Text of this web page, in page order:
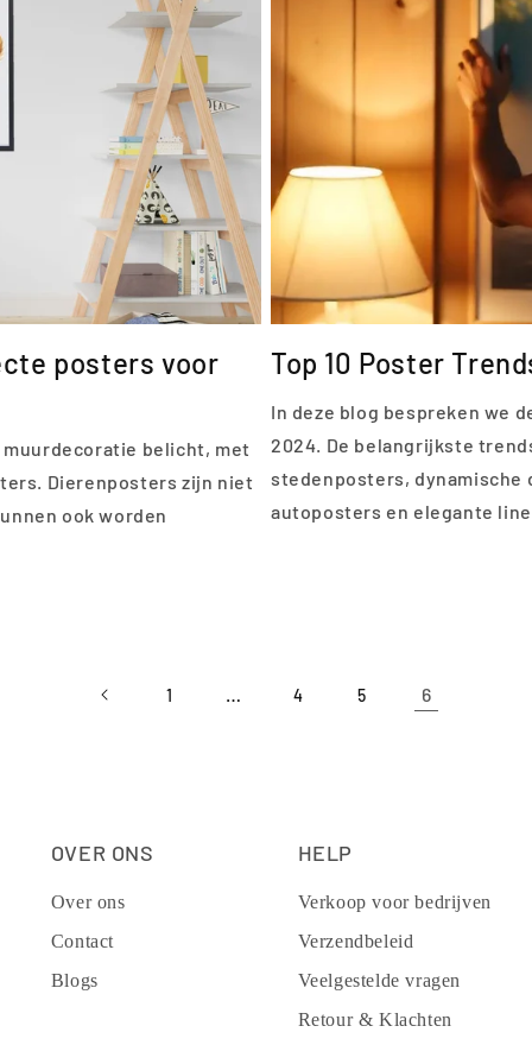
posters voor
muurdecoratie belicht, met
Dierenposters zijn niet
ook worden
Top 10 Poster
In deze blog bespreken we
2024. De belangrijkste
stedenposters,
autoposters en elegante
1 … 4 5 6
OVER ONS
Over ons
Contact
Blogs
HELP
Verkoop voor bedrijven
Verzendbeleid
Veelgestelde vragen
Retour & Klachten